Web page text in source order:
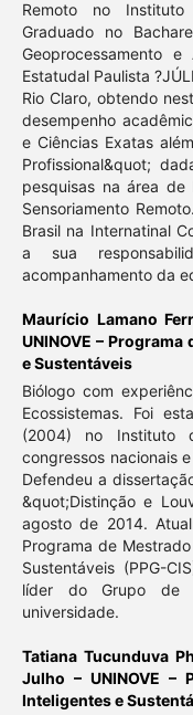
Remoto no Instituto
Graduado no
Geoprocessamento
Estatudal Paulista
Rio Claro, obtendo
desempenho
e Ciências Exatas
Profissional&quot;
pesquisas na área de
Sensoriamento
Brasil na Internatinal
a sua
acompanhamento da
Maurício Lamano
UNINOVE –
e Sustentáveis
Biólogo com
Ecossistemas. Foi
(2004) no Instituto
congressos nacionais
Defendeu a
&quot;Distinção e
agosto de 2014.
Programa de
Sustentáveis (PPG-
líder do Grupo de
universidade.
Tatiana Tucunduva
Julho – UNINOVE –
Inteligentes e